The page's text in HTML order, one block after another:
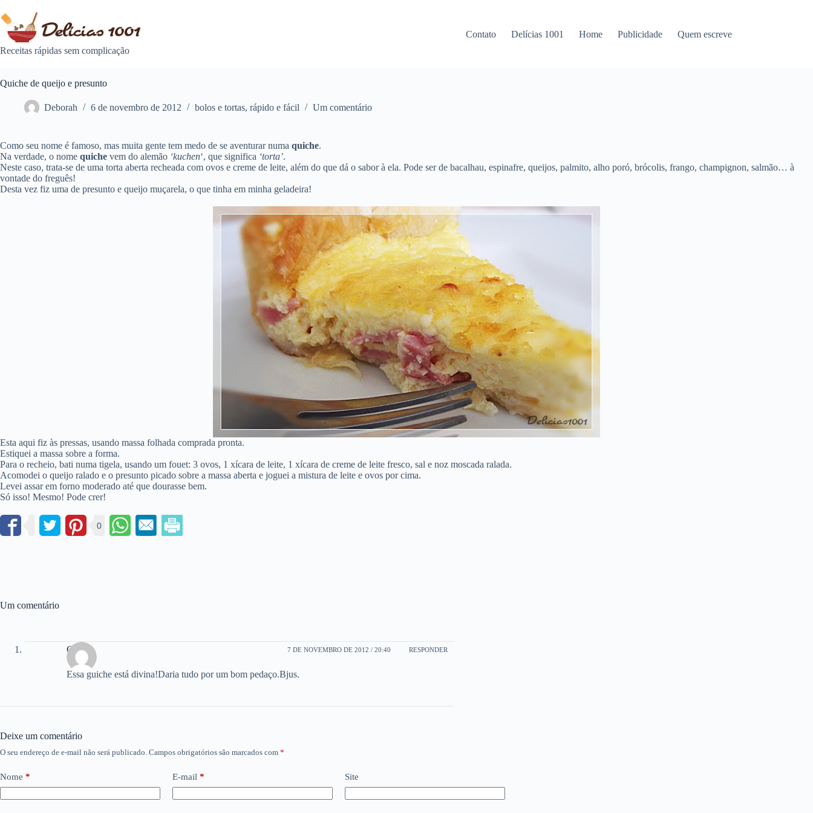
para
conteúdo
Receitas rápidas sem complicação
Contato Delícias 1001 Home Publicidade Quem escreve
Quiche de queijo e presunto
Deborah 6 de novembro de 2012 bolos e tortas, rápido e fácil Um comentário
Como seu nome é famoso, mas muita gente tem medo de se aventurar numa quiche.
Na verdade, o nome quiche vem do alemão ‘kuchen‘, que significa ‘torta’.
Neste caso, trata-se de uma torta aberta recheada com ovos e creme de leite, além do que dá o sabor à ela. Pode ser de bacalhau, espinafre, queijos, palmito, alho poró, brócolis, frango, champignon, salmão… à
vontade do freguês!
Desta vez fiz uma de presunto e queijo muçarela, o que tinha em minha geladeira!
Esta aqui fiz às pressas, usando massa folhada comprada pronta.
Estiquei a massa sobre a forma.
Para o recheio, bati numa tigela, usando um fouet: 3 ovos, 1 xícara de leite, 1 xícara de creme de leite fresco, sal e noz moscada ralada.
Acomodei o queijo ralado e o presunto picado sobre a massa aberta e joguei a mistura de leite e ovos por cima.
Levei assar em forno moderado até que dourasse bem.
Só isso! Mesmo! Pode crer!
0
Um comentário
Clau 7 DE NOVEMBRO DE 2012 / 20:40 RESPONDER
Essa guiche está divina!Daria tudo por um bom pedaço.Bjus.
Deixe um comentário
O seu endereço de e-mail não será publicado. Campos obrigatórios são marcados com *
Nome * E-mail * Site